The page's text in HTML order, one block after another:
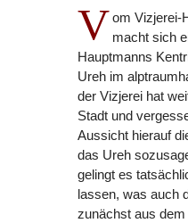
Vom Vizjerei-
macht sich
Hauptmanns
Ureh im
der Vizjerei hat
Stadt und
Aussicht hierauf
das Ureh
gelingt es
lassen, was auch
zunächst aus